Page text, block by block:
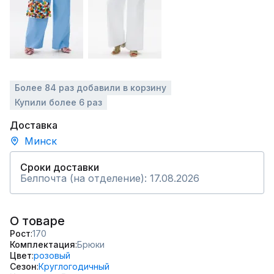
Более 84 раз добавили в корзину
Купили более 6 раз
Доставка
Минск
Сроки доставки
Белпочта (на отделение): 17.08.2026
О товаре
Рост 170
Комплектация Брюки
Цвет розовый
Сезон Круглогодичный